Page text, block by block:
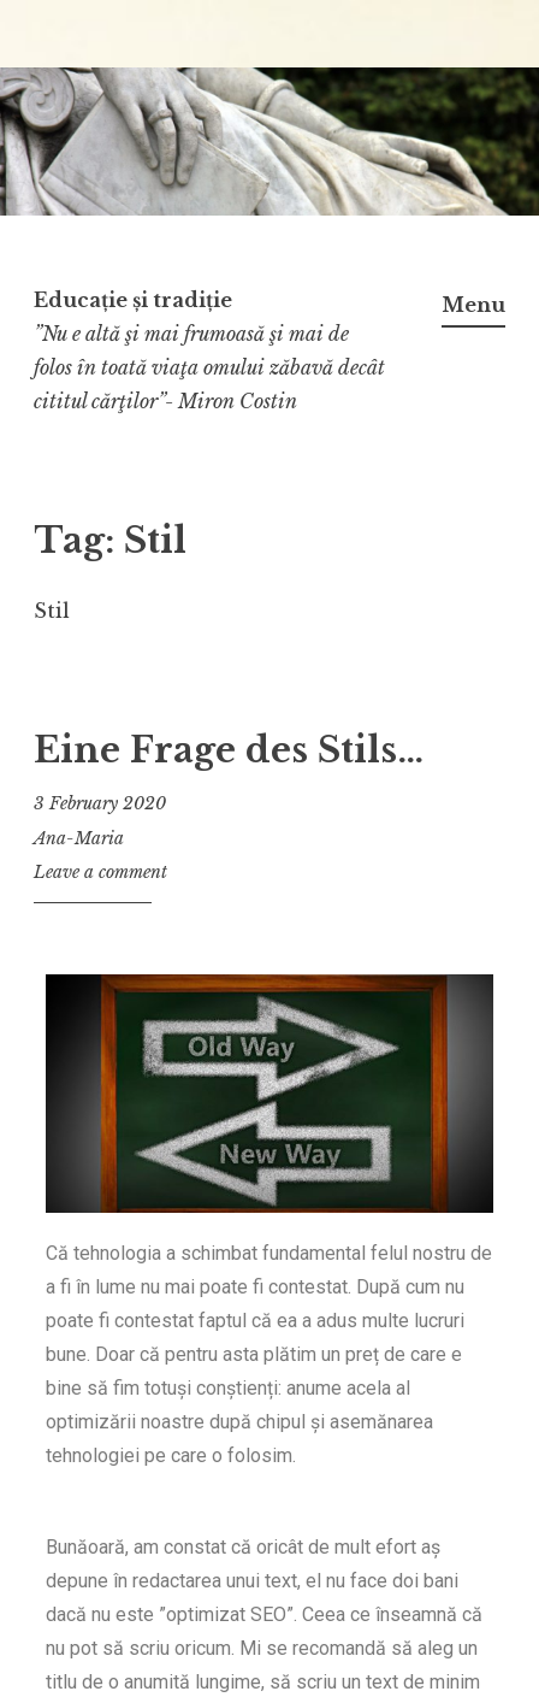
Educație și tradiție
”Nu e altă şi mai frumoasă şi mai de
folos în toată viaţa omului zăbavă decât
cititul cărţilor”- Miron Costin
Menu
Tag: Stil
Stil
Eine Frage des Stils…
3 February 2020
Ana-Maria
Leave a comment
Că tehnologia a schimbat fundamental felul nostru de
a fi în lume nu mai poate fi contestat. După cum nu
poate fi contestat faptul că ea a adus multe lucruri
bune. Doar că pentru asta plătim un preț de care e
bine să fim totuși conștienți: anume acela al
optimizării noastre după chipul și asemănarea
tehnologiei pe care o folosim.
Bunăoară, am constat că oricât de mult efort aș
depune în redactarea unui text, el nu face doi bani
dacă nu este ”optimizat SEO”. Ceea ce înseamnă că
nu pot să scriu oricum. Mi se recomandă să aleg un
titlu de o anumită lungime, să scriu un text de minim